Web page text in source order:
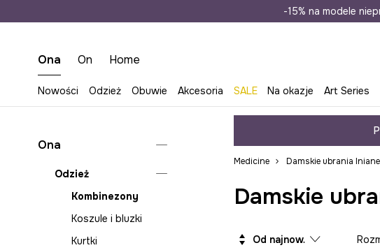
Wysyłka nawet w 24h
-15% na modele
Ona On Home
Nowości Odzież Obuwie Akcesoria SALE Na okazje Art Series
Ona
Odzież
Kombinezony
Koszule i bluzki
Kurtki
Medicine Damskie ubrania lniane
Damskie
Od najnowszych